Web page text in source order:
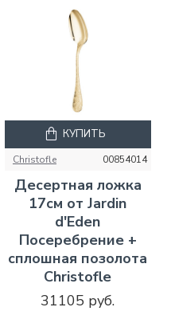
Christofle 00854014
Десертная ложка
17см от Jardin
d'Eden
Посеребрение +
сплошная позолота
Christofle
31105 руб.
КУПИТЬ